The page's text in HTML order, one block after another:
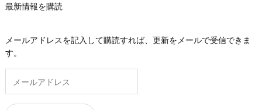
最新情報を購読
メールアドレスを記入して購読すれば、更新をメールで受信できま
す。